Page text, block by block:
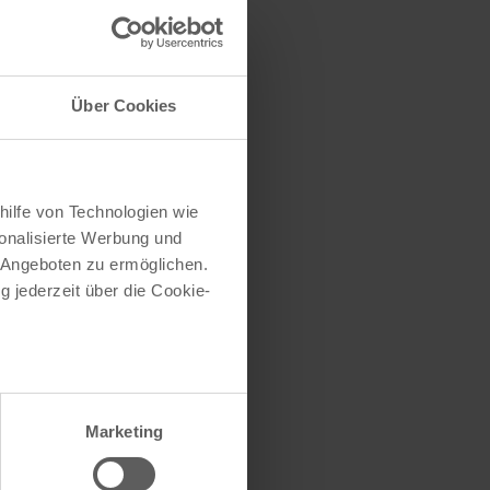
Über Cookies
von Technologien wie
Werbung und
zu ermöglichen.
jederzeit über die Cookie-
sein können
Präferenzen imAbschnitt
Marketing
herausfinden
(oder einen Teil